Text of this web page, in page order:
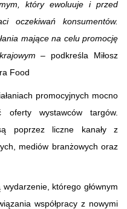
który ewoluuje i przed
oczekiwań konsumentów.
mające na celu promocję
– podkreśla Miłosz
Food
promocyjnych mocno
oferty wystawców targów.
poprzez liczne kanały z
mediów branżowych oraz
którego głównym
współpracy z nowymi